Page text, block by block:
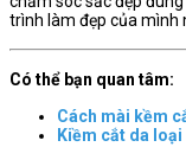
trình làm đẹp của mình
Có thể bạn quan tâm:
Cách mài kềm
Kiềm cắt da